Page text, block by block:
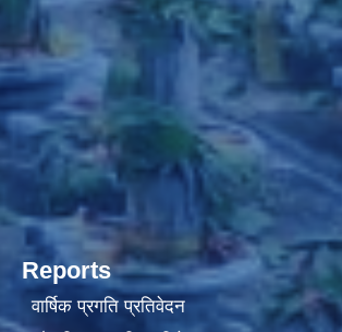
Reports
वार्षिक प्रगति प्रतिवेदन